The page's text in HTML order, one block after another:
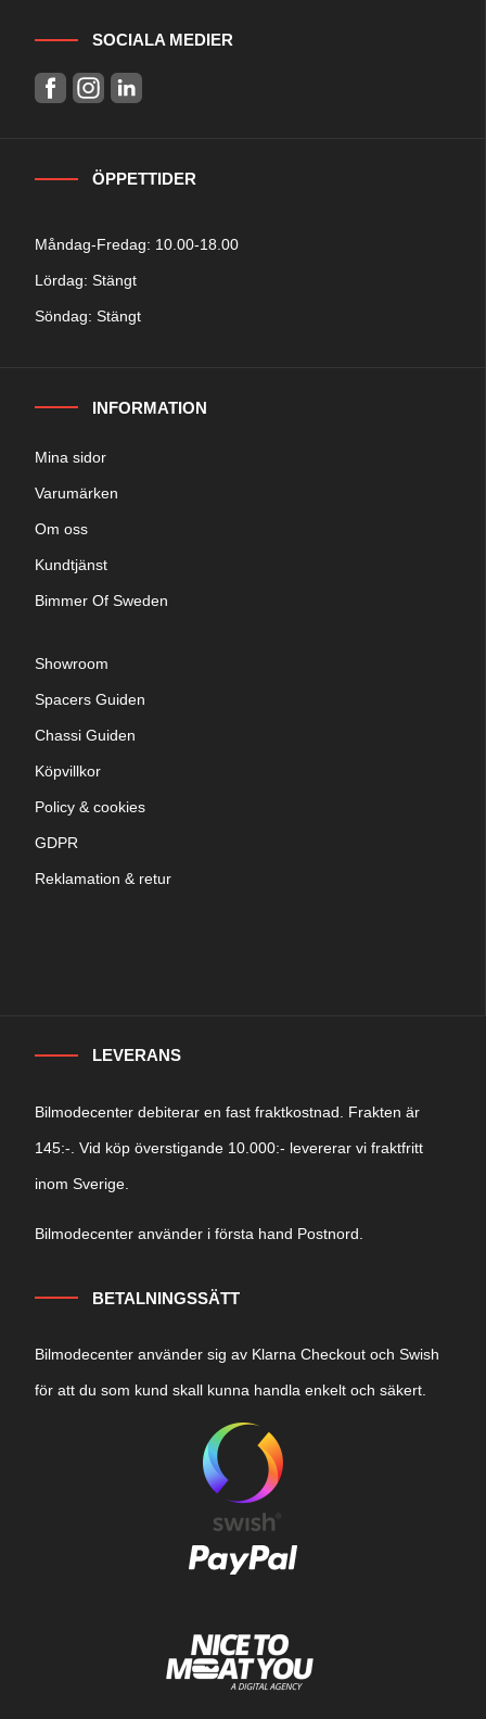
SOCIALA MEDIER
ÖPPETTIDER
Måndag-Fredag: 10.00-18.00
Lördag: Stängt
Söndag: Stängt
INFORMATION
Mina sidor
Varumärken
Om oss
Kundtjänst
Bimmer Of Sweden
Showroom
Spacers Guiden
Chassi Guiden
Köpvillkor
Policy & cookies
GDPR
Reklamation & retur
LEVERANS
Bilmodecenter debiterar en fast fraktkostnad. Frakten är
145:-. Vid köp överstigande 10.000:- levererar vi fraktfritt
inom Sverige.
Bilmodecenter använder i första hand Postnord.
BETALNINGSSÄTT
Bilmodecenter använder sig av Klarna Checkout och Swish
för att du som kund skall kunna handla enkelt och säkert.